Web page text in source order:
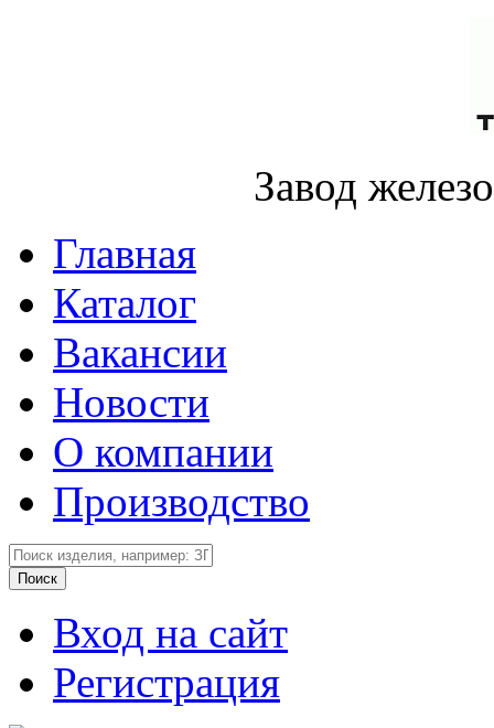
Завод
Главная
Каталог
Вакансии
Новости
О компании
Производство
Вход на сайт
Регистрация